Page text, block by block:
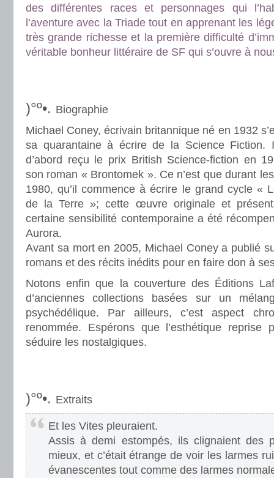
des différentes races et personnages qui
l’aventure avec la Triade tout en apprenant les
très grande richesse et la première difficulté
véritable bonheur littéraire de SF qui s’ouvre à
)°º•. Biographie
Michael Coney, écrivain britannique né en 1932
sa quarantaine à écrire de la Science Fiction.
d’abord reçu le prix British Science-fiction en
son roman « Brontomek ». Ce n’est que durant
1980, qu’il commence à écrire le grand cycle «
de la Terre »; cette œuvre originale et
certaine sensibilité contemporaine a été
Aurora.
Avant sa mort en 2005, Michael Coney a publié
romans et des récits inédits pour en faire don à
Notons enfin que la couverture des Éditions
d’anciennes collections basées sur un
psychédélique. Par ailleurs, c’est aspect
renommée. Espérons que l’esthétique reprise
séduire les nostalgiques.
)°º•. Extraits
Et les Vites pleuraient.
Assis à demi estompés, ils clignaient des
mieux, et c’était étrange de voir les larmes
évanescentes tout comme des larmes